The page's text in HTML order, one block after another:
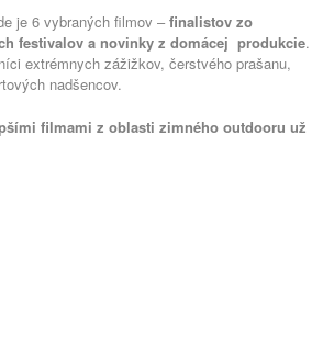
je 6 vybraných filmov –finalistov zo
festivalov a novinky z domácej produkcie.
extrémnych zážižkov, čerstvého prašanu,
nadšencov.
filmami z oblasti zimného outdooru už